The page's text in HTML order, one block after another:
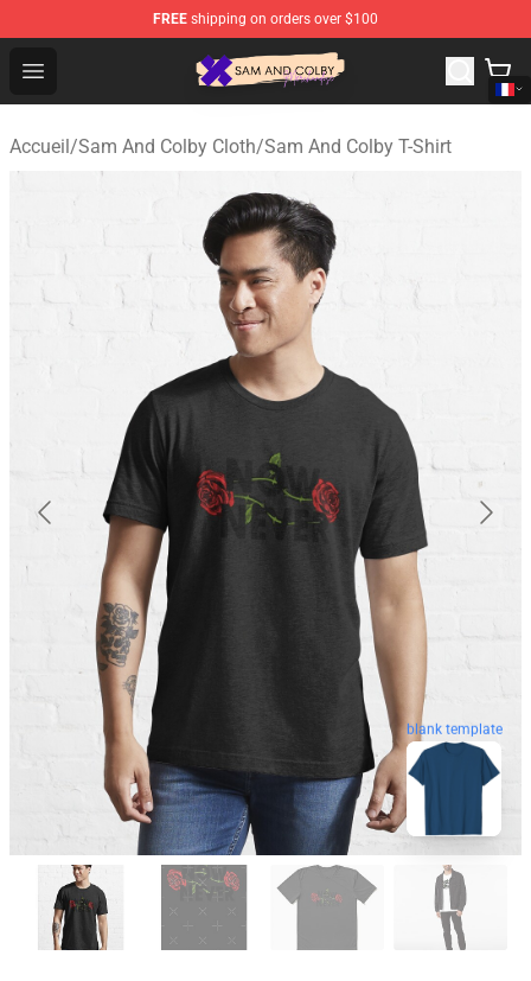
FREE shipping on orders over $100
Open menu
Sam And Colby Shop - Official Sam And Colby
Accueil/Sam And Colby Cloth/Sam And Colby T-Shirt
blank template